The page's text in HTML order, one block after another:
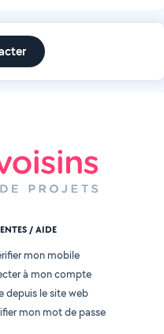
/ AIDE
mon mobile
à mon compte
depuis le site web
mon mot de passe